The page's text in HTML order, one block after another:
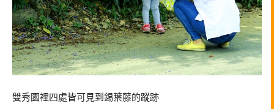
雙秀園裡四處皆可見到錫葉藤的蹤跡